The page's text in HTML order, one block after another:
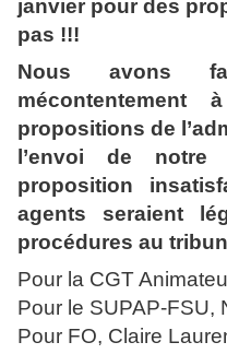
janvier pour des
pas !!!
Nous avons
mécontentement
propositions de
l’envoi de
proposition
agents seraient
procédures au
Pour la CGT
Pour le SUPAP-FSU,
Pour FO, Claire